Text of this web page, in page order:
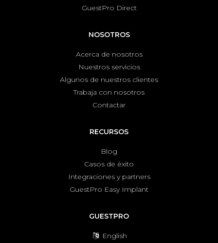
GuestPro Direct
NOSOTROS
Acerca de nosotros
Nuestros servicios
Algunos de nuestros clientes
Trabaja con nosotros
Contactar
RECURSOS
Blog
Casos de éxito
Integraciones y partners
GuestPro Easy Implant
GUESTPRO
English